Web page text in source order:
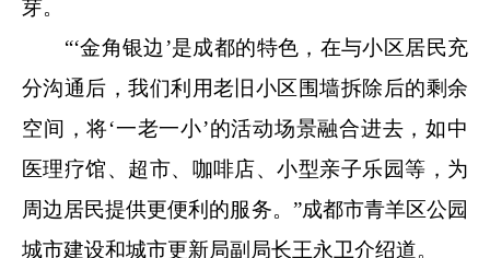
芽。
“‘金角银边’是成都的特色，在与小区居民充
分沟通后，我们利用老旧小区围墙拆除后的剩余
空间，将‘一老一小’的活动场景融合进去，如中
医理疗馆、超市、咖啡店、小型亲子乐园等，为
周边居民提供更便利的服务。”成都市青羊区公园
城市建设和城市更新局副局长王永卫介绍道。